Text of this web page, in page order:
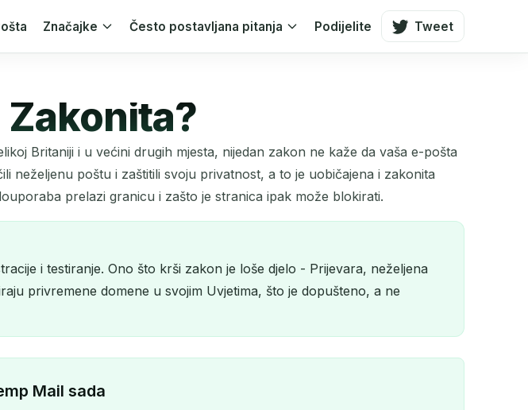
Značajke Često postavljana pitanja Podijelite Tweet
Britaniji i u većini drugih mjesta, nijedan zakon ne kaže da vaša e-pošta
neželjenu poštu i zaštitili svoju privatnost, a to je uobičajena i zakonita
prelazi granicu i zašto je stranica ipak može blokirati.
i testiranje. Ono što krši zakon je loše djelo - Prijevara, neželjena
privremene domene u svojim Uvjetima, što je dopušteno, a ne
Mail sada